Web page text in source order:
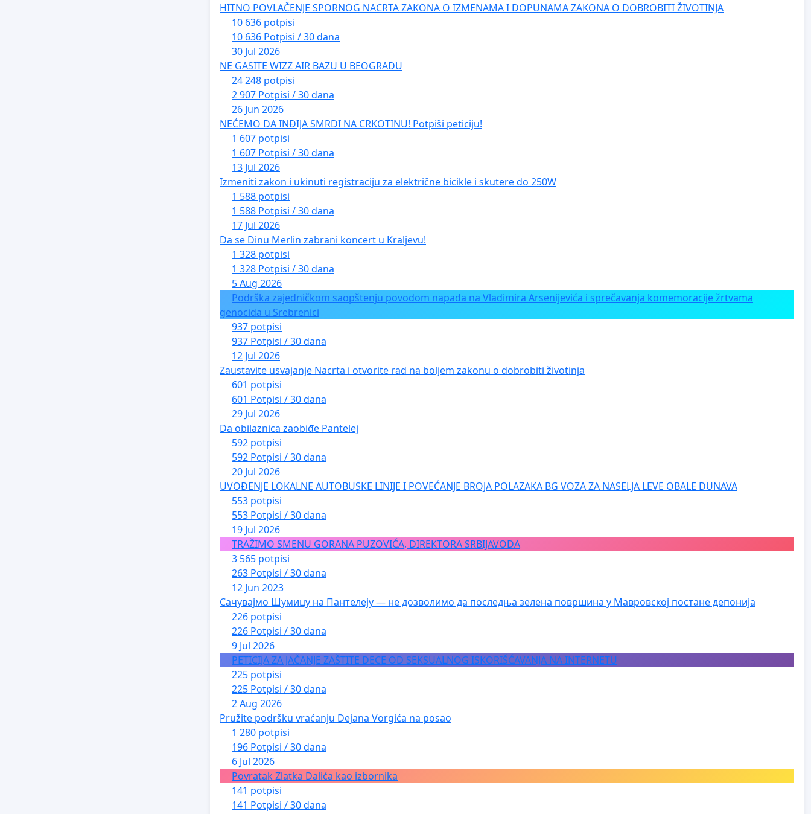
HITNO POVLAČENJE SPORNOG NACRTA ZAKONA O IZMENAMA I DOPUNAMA ZAKONA O DOBROBITI ŽIVOTINJA
10 636 potpisi
10 636 Potpisi / 30 dana
30 Jul 2026
NE GASITE WIZZ AIR BAZU U BEOGRADU
24 248 potpisi
2 907 Potpisi / 30 dana
26 Jun 2026
NEĆEMO DA INĐIJA SMRDI NA CRKOTINU! Potpiši peticiju!
1 607 potpisi
1 607 Potpisi / 30 dana
13 Jul 2026
Izmeniti zakon i ukinuti registraciju za električne bicikle i skutere do 250W
1 588 potpisi
1 588 Potpisi / 30 dana
17 Jul 2026
Da se Dinu Merlin zabrani koncert u Kraljevu!
1 328 potpisi
1 328 Potpisi / 30 dana
5 Aug 2026
Podrška zajedničkom saopštenju povodom napada na Vladimira Arsenijevića i sprečavanja komemoracije žrtvama
genocida u Srebrenici
937 potpisi
937 Potpisi / 30 dana
12 Jul 2026
Zaustavite usvajanje Nacrta i otvorite rad na boljem zakonu o dobrobiti životinja
601 potpisi
601 Potpisi / 30 dana
29 Jul 2026
Da obilaznica zaobiđe Pantelej
592 potpisi
592 Potpisi / 30 dana
20 Jul 2026
UVOĐENJE LOKALNE AUTOBUSKE LINIJE I POVEĆANJE BROJA POLAZAKA BG VOZA ZA NASELJA LEVE OBALE DUNAVA
553 potpisi
553 Potpisi / 30 dana
19 Jul 2026
TRAŽIMO SMENU GORANA PUZOVIĆA, DIREKTORA SRBIJAVODA
3 565 potpisi
263 Potpisi / 30 dana
12 Jun 2023
Сачувајмо Шумицу на Пантелеју — не дозволимо да последња зелена површина у Мавровској постане депонија
226 potpisi
226 Potpisi / 30 dana
9 Jul 2026
PETICIJA ZA JAČANJE ZAŠTITE DECE OD SEKSUALNOG ISKORIŠĆAVANJA NA INTERNETU
225 potpisi
225 Potpisi / 30 dana
2 Aug 2026
Pružite podršku vraćanju Dejana Vorgića na posao
1 280 potpisi
196 Potpisi / 30 dana
6 Jul 2026
Povratak Zlatka Dalića kao izbornika
141 potpisi
141 Potpisi / 30 dana